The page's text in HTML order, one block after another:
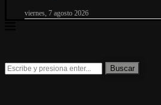
viernes, 7 agosto 2026